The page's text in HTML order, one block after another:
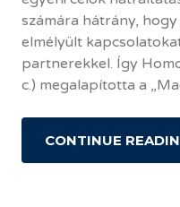
számára hátrány,
elmélyült
partnerekkel. Így
c.) megalapította a
CONTINUE